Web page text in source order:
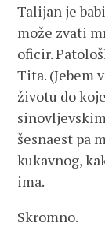
Talijan je
može zvati
oficir.
Tita. (Jebem
životu do
šesnaest pa
kukavnog,
ima.
Skromno.